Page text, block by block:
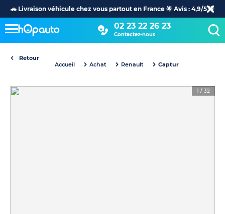
🚗 Livraison véhicule chez vous partout en France 🌟 Avis : 4,9/5 🌟
02 23 22 26 23
Contactez-nous
Retour
Accueil
Achat Renault Captur
1 / 32